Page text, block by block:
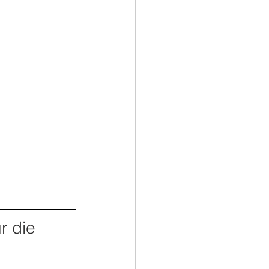
die